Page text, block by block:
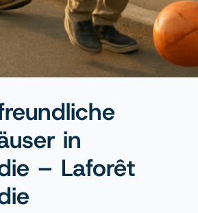
in
– Laforêt